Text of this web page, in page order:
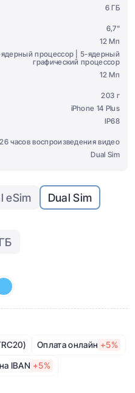
6 ГБ
6,7"
12 Мп
ядерный процессор | 5-ядерный
графический процессор
12 Мп
203 г
iPhone 14 Plus
IP68
часов воспроизведения видео
Dual Sim
eSim
Dual Sim
Оплата онлайн +5%
IBAN +5%